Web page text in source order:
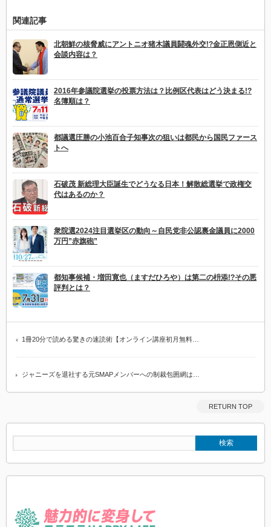
関連記事
北朝鮮の核脅威にアントニオ猪木議員闘魂外交!?金正恩側近と
会談内容は？
2016年参議院選挙の投票方法は？比例区代表はどう決まる!?
名簿順は？
都議選圧勝の小池百合子知事次の狙いは都民から国民ファース
トへ
石破茂 新総理大臣誕生でどうなる日本！解散総選挙で政権交
代はあるのか？
衆院選2024注目選挙区の動向～自民党非公認裏金議員に2000
万円”赤旗砲”
都知事候補・増田寛也（ますだひろや）は第二の枡添!?その悪
評判とは？
1冊20分で読める驚きの速読術【オンライン講座初月無料…
ジャニーズを退社する元SMAPメンバーへの制裁包囲網は…
RETURN TOP